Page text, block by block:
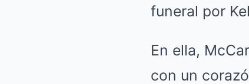
funeral por
En ella,
con un